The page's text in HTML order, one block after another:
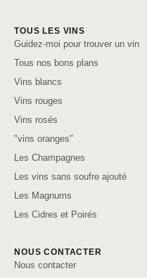
TOUS LES VINS
Guidez-moi pour trouver un vin
Tous nos bons plans
Vins blancs
Vins rouges
Vins rosés
"vins oranges"
Les Champagnes
Les vins sans soufre ajouté
Les Magnums
Les Cidres et Poirés
NOUS CONTACTER
Nous contacter